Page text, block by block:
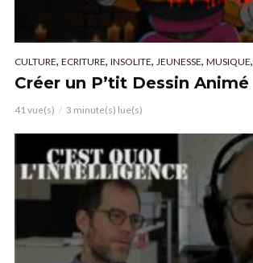
CULTURE, ECRITURE, INSOLITE, JEUNESSE, MUSIQUE,
Créer un P’tit Dessin Animé
41 vue(s) 3 minute(s) lue(s)